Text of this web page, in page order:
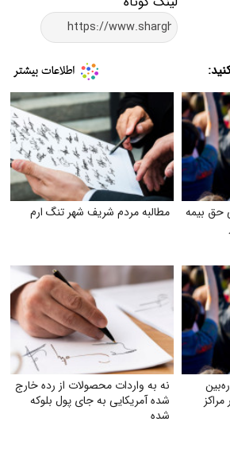
حق بیمه
مطالبه مردم شریف شهر تنگ ارم
سال در مراکز
نه به واردات محصولات از رده خارج
شده آمریکایی به جای پول بلوکه
شده